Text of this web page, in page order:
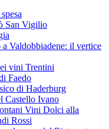
San Vigilio
Valdobbiadene: il vertice
vini Trentini
Faedo
di Haderburg
Castello Ivano
Vini Dolci alla
Rossi